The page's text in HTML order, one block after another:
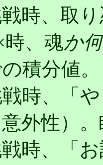
時、取
、魂か
積分値。
時、「
外性）
時、「